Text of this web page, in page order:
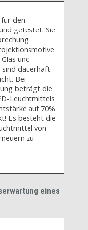
den
getestet. Sie
und
sind dauerhaft
Bei
beträgt die
Leuchtmittels
auf 70%
Es besteht die
von
zu
eines